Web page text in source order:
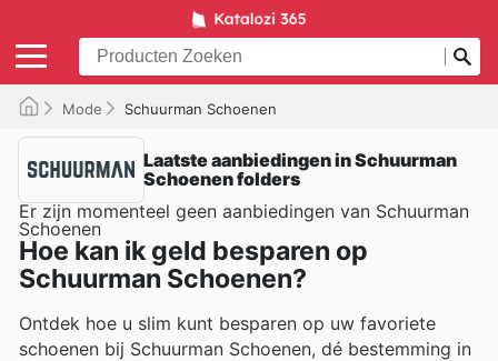
Mode Schuurman Schoenen
Laatste aanbiedingen in Schuurman
Schoenen folders
Er zijn momenteel geen aanbiedingen van Schuurman
Schoenen
Hoe kan ik geld besparen op
Schuurman Schoenen?
Ontdek hoe u slim kunt besparen op uw favoriete
schoenen bij Schuurman Schoenen, dé bestemming in